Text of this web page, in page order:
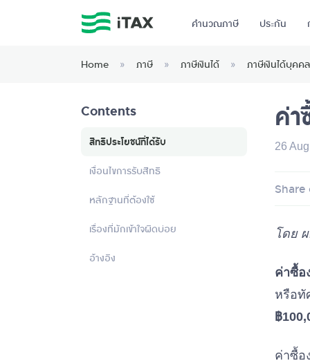
คำนวณภาษี ประกัน
Home » ภาษี » ภาษีเงินได้ » ภาษีเงินได้บุคค
Contents
สิทธิประโยชน์ที่ได้รับ
เงื่อนไขการรับสิทธิ
หลักฐานที่ต้องใช้
เรื่องที่มักเข้าใจผิดบ่อย
อ้างอิง
ค่
26
Share
โดย
ค่าซื้อ
หรือทั
฿
ค่าซื้อ